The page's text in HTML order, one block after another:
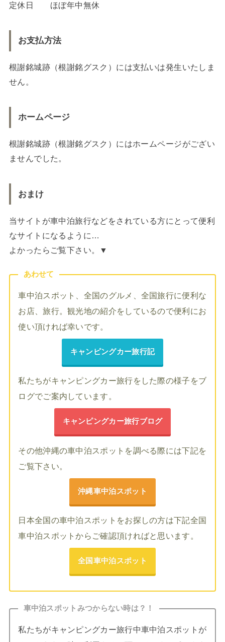
定休日 ほぼ年中無休
お支払方法
根謝銘城跡（根謝銘グスク）には支払いは発生いたしま
せん。
ホームページ
根謝銘城跡（根謝銘グスク）にはホームページがござい
ませんでした。
おまけ
当サイトが車中泊旅行などをされている方にとって便利
なサイトになるように…
よかったらご覧下さい。▼
あわせて
車中泊スポット、全国のグルメ、全国旅行に便利な
お店、旅行。観光地の紹介をしているので便利にお
使い頂ければ幸いです。
キャンピングカー旅行記
私たちがキャンピングカー旅行をした際の様子をブ
ログでご案内しています。
キャンピングカー旅行ブログ
その他沖縄の車中泊スポットを調べる際には下記を
ご覧下さい。
沖縄車中泊スポット
日本全国の車中泊スポットをお探しの方は下記全国
車中泊スポットからご確認頂ければと思います。
全国車中泊スポット
車中泊スポットみつからない時は？！
私たちがキャンピングカー旅行中車中泊スポットが